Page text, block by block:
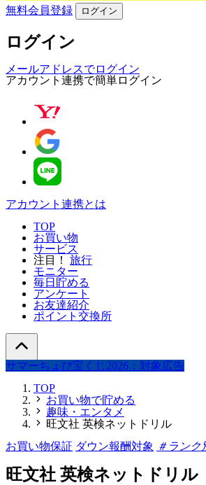
無料会員登録 ログイン
ログイン
メールアドレスでログイン
アカウント連携で簡単ログイン
アカウント連携とは
TOP
お買い物
サービス
注目！
旅行
モニター
毎日貯める
アンケート
お友達紹介
ポイント交換所
サマーちょび宝くじ2026：対象広告
TOP
お買い物で貯める
趣味・エンタメ
旺文社 英検ネットドリル
お買い物保証 ダウン報酬対象 ＃ランク
旺文社 英検ネットドリル